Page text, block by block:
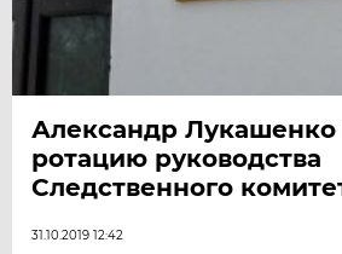
Александр Лукашенко
ротацию руководства
Следственного
31.10.2019 12:42